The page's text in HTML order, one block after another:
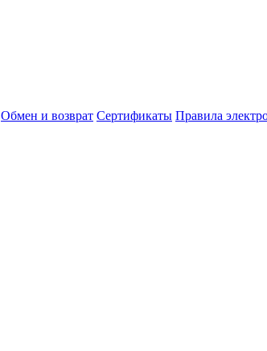
Обмен и возврат Сертификаты Правила